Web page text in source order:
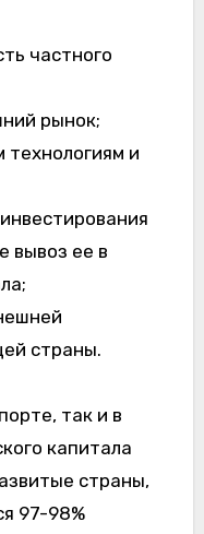
частного
рынок;
технологиям и
вывоз ее в
страны.
так и в
капитала
страны,
97-98%